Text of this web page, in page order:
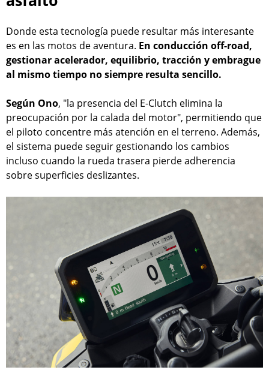
Donde esta tecnología puede resultar más interesante
es en las motos de aventura. En conducción off-road,
gestionar acelerador, equilibrio, tracción y embrague
al mismo tiempo no siempre resulta sencillo.
Según Ono, "la presencia del E-Clutch elimina la
preocupación por la calada del motor", permitiendo que
el piloto concentre más atención en el terreno. Además,
el sistema puede seguir gestionando los cambios
incluso cuando la rueda trasera pierde adherencia
sobre superficies deslizantes.